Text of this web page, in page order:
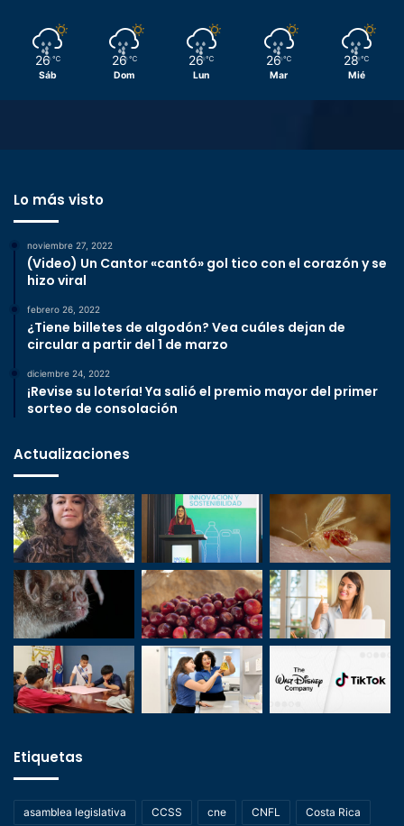
26 ℃
Sáb
26 ℃
Dom
26 ℃
Lun
26 ℃
Mar
28 ℃
Mié
Lo más visto
noviembre 27, 2022
(Video) Un Cantor «cantó» gol tico con el corazón y se
hizo viral
febrero 26, 2022
¿Tiene billetes de algodón? Vea cuáles dejan de
circular a partir del 1 de marzo
diciembre 24, 2022
¡Revise su lotería! Ya salió el premio mayor del primer
sorteo de consolación
Actualizaciones
Etiquetas
asamblea legislativa CCSS cne CNFL Costa Rica